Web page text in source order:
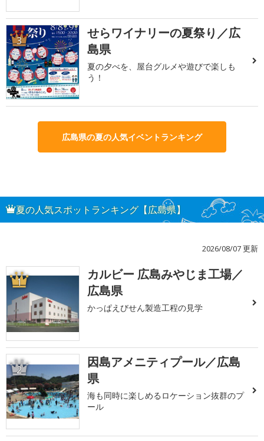
3
せらワイナリーの夏祭り／広
島県
夏の夕べを、屋台グルメや遊びで楽しも
う！
広島県の夏の人気イベントランキング
夏の人気スポットランキング【広島県】
2026/08/07 更新
1
カルビー 広島みやじま工場／
広島県
かっぱえびせん製造工程の見学
2
因島アメニティプール／広島
県
海も同時に楽しめるロケーション抜群のプ
ール